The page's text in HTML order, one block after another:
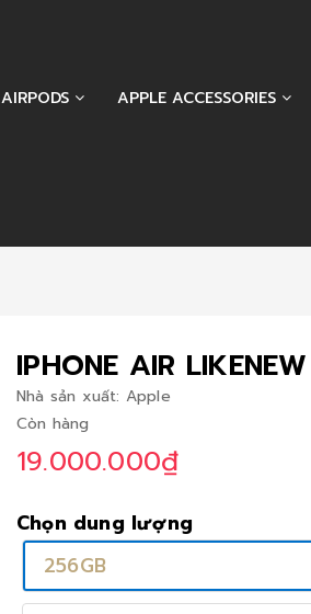
AIRPODS APPLE ACCESSORIES
IPHONE AIR LIKENEW
Nhà sản xuất: Apple
Còn hàng
19.000.000₫
Chọn dung lượng
256GB